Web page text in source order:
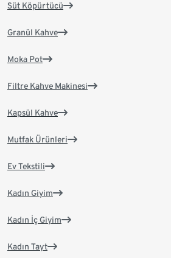
Süt Köpürtücü
Granül Kahve
Moka Pot
Filtre Kahve Makinesi
Kapsül Kahve
Mutfak Ürünleri
Ev Tekstili
Kadın Giyim
Kadın İç Giyim
Kadın Tayt